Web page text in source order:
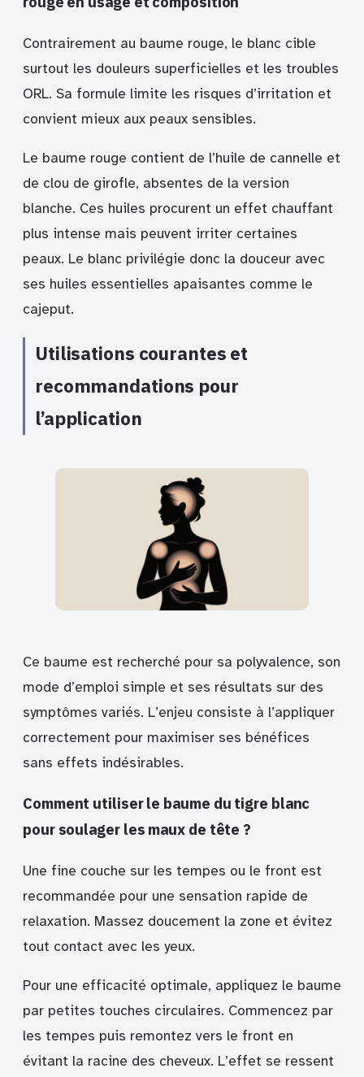
Contrairement au baume rouge, le blanc cible
surtout les douleurs superficielles et les troubles
ORL. Sa formule limite les risques d’irritation et
convient mieux aux peaux sensibles.
Le baume rouge contient de l’huile de cannelle et
de clou de girofle, absentes de la version
blanche. Ces huiles procurent un effet chauffant
plus intense mais peuvent irriter certaines
peaux. Le blanc privilégie donc la douceur avec
ses huiles essentielles apaisantes comme le
cajeput.
Utilisations courantes et
recommandations pour
l’application
Ce baume est recherché pour sa polyvalence, son
mode d’emploi simple et ses résultats sur des
symptômes variés. L’enjeu consiste à l’appliquer
correctement pour maximiser ses bénéfices
sans effets indésirables.
Comment utiliser le baume du tigre blanc
pour soulager les maux de tête ?
Une fine couche sur les tempes ou le front est
recommandée pour une sensation rapide de
relaxation. Massez doucement la zone et évitez
tout contact avec les yeux.
Pour une efficacité optimale, appliquez le baume
par petites touches circulaires. Commencez par
les tempes puis remontez vers le front en
évitant la racine des cheveux. L’effet se ressent